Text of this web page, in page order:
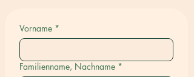
Vorname *
Familienname, Nachname *